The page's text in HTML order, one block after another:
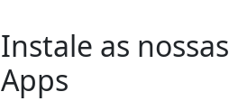
Instale as nossas
Apps